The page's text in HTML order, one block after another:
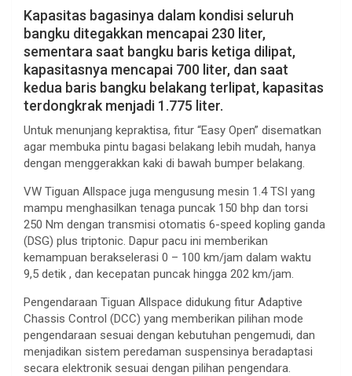
Kapasitas bagasinya dalam kondisi seluruh
bangku ditegakkan mencapai 230 liter,
sementara saat bangku baris ketiga dilipat,
kapasitasnya mencapai 700 liter, dan saat
kedua baris bangku belakang terlipat, kapasitas
terdongkrak menjadi 1.775 liter.
Untuk menunjang kepraktisa, fitur “Easy Open” disematkan
agar membuka pintu bagasi belakang lebih mudah, hanya
dengan menggerakkan kaki di bawah bumper belakang.
VW Tiguan Allspace juga mengusung mesin 1.4 TSI yang
mampu menghasilkan tenaga puncak 150 bhp dan torsi
250 Nm dengan transmisi otomatis 6-speed kopling ganda
(DSG) plus triptonic. Dapur pacu ini memberikan
kemampuan berakselerasi 0 – 100 km/jam dalam waktu
9,5 detik , dan kecepatan puncak hingga 202 km/jam.
Pengendaraan Tiguan Allspace didukung fitur Adaptive
Chassis Control (DCC) yang memberikan pilihan mode
pengendaraan sesuai dengan kebutuhan pengemudi, dan
menjadikan sistem peredaman suspensinya beradaptasi
secara elektronik sesuai dengan pilihan pengendara.